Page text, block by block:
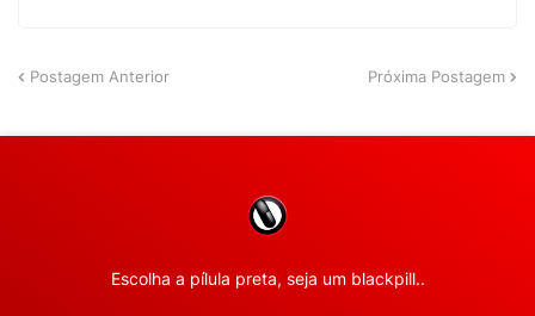
Postagem Anterior Próxima Postagem
Escolha a pílula preta, seja um blackpill..